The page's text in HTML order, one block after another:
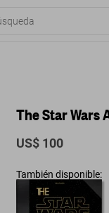
The Star Wars
US$ 100
También disponible: